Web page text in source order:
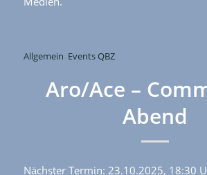
Allgemein, Events QBZ
Aro/Ace –
Abend
Nächster Termin: 23.10.2025, 18:30